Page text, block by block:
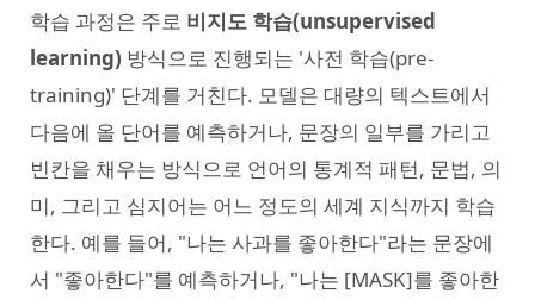
학습 과정은 주로 비지도 학습(unsupervised
learning) 방식으로 진행되는 '사전 학습(pre-
training)' 단계를 거친다. 모델은 대량의 텍스트에서
다음에 올 단어를 예측하거나, 문장의 일부를 가리고
빈칸을 채우는 방식으로 언어의 통계적 패턴, 문법, 의
미, 그리고 심지어는 어느 정도의 세계 지식까지 학습
한다. 예를 들어, "나는 사과를 좋아한다"라는 문장에
서 "좋아한다"를 예측하거나, "나는 [MASK]를 좋아한